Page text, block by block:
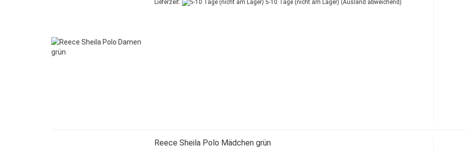
Lieferzeit: 5-10 Tage (nicht am Lager) (Ausland abweichend)
Reece Sheila Polo Mädchen grün